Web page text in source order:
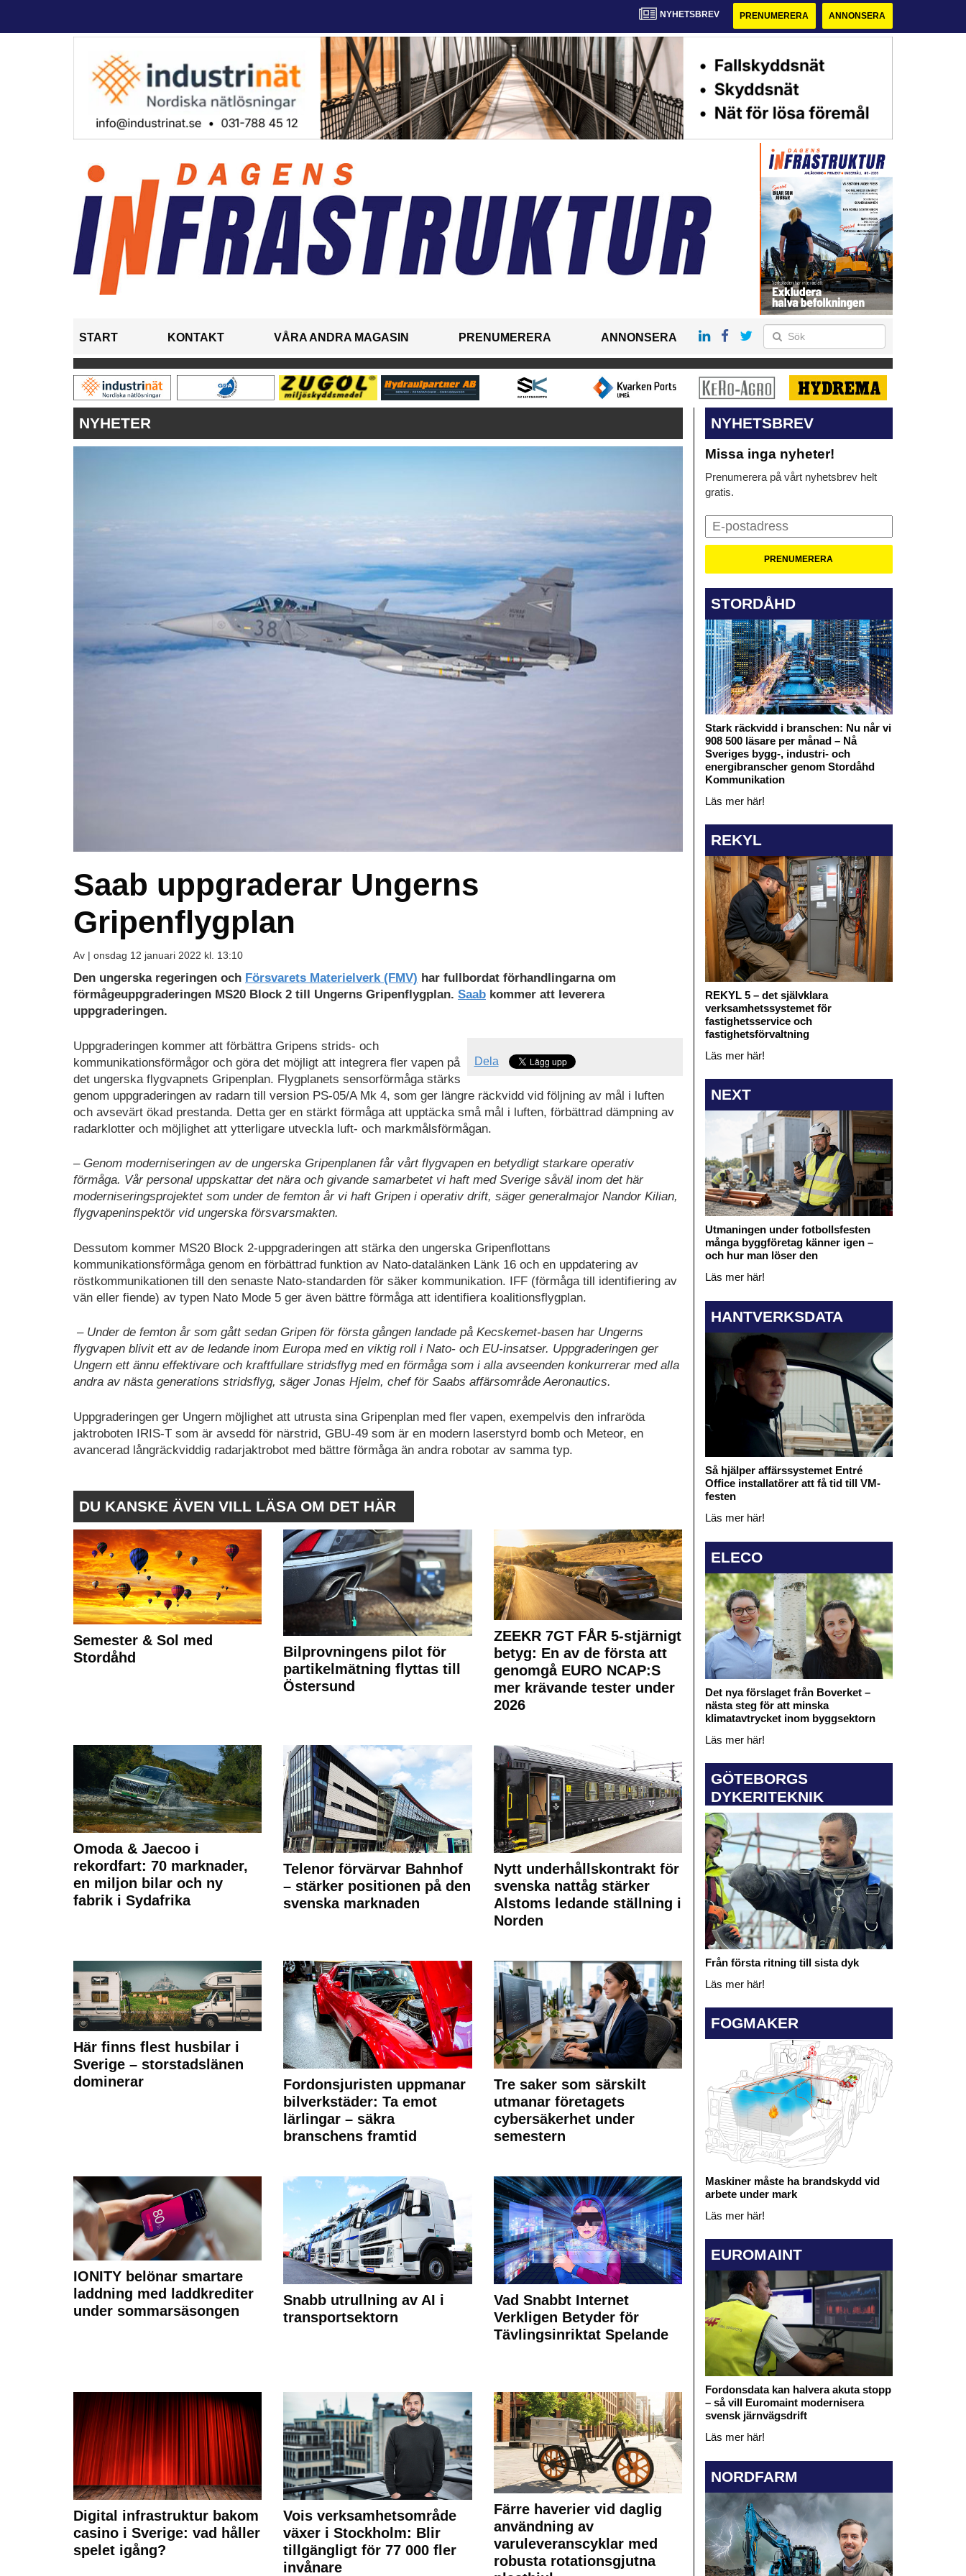
NYHETSBREV PRENUMERERA ANNONSERA
START KONTAKT VÅRA ANDRA MAGASIN PRENUMERERA ANNONSERA
NYHETER
Saab uppgraderar Ungerns
Gripenflygplan
Av | onsdag 12 januari 2022 kl. 13:10
Den ungerska regeringen och Försvarets Materielverk (FMV) har fullbordat förhandlingarna om
förmågeuppgraderingen MS20 Block 2 till Ungerns Gripenflygplan. Saab kommer att leverera
uppgraderingen.
Dela
Uppgraderingen kommer att förbättra Gripens strids- och
kommunikationsförmågor och göra det möjligt att integrera fler vapen på
det ungerska flygvapnets Gripenplan. Flygplanets sensorförmåga stärks
genom uppgraderingen av radarn till version PS-05/A Mk 4, som ger längre räckvidd vid följning av mål i luften
och avsevärt ökad prestanda. Detta ger en stärkt förmåga att upptäcka små mål i luften, förbättrad dämpning av
radarklotter och möjlighet att ytterligare utveckla luft- och markmålsförmågan.
– Genom moderniseringen av de ungerska Gripenplanen får vårt flygvapen en betydligt starkare operativ
förmåga. Vår personal uppskattar det nära och givande samarbetet vi haft med Sverige såväl inom det här
moderniseringsprojektet som under de femton år vi haft Gripen i operativ drift, säger generalmajor Nandor Kilian,
flygvapeninspektör vid ungerska försvarsmakten.
Dessutom kommer MS20 Block 2-uppgraderingen att stärka den ungerska Gripenflottans
kommunikationsförmåga genom en förbättrad funktion av Nato-datalänken Länk 16 och en uppdatering av
röstkommunikationen till den senaste Nato-standarden för säker kommunikation. IFF (förmåga till identifiering av
vän eller fiende) av typen Nato Mode 5 ger även bättre förmåga att identifiera koalitionsflygplan.
– Under de femton år som gått sedan Gripen för första gången landade på Kecskemet-basen har Ungerns
flygvapen blivit ett av de ledande inom Europa med en viktig roll i Nato- och EU-insatser. Uppgraderingen ger
Ungern ett ännu effektivare och kraftfullare stridsflyg med en förmåga som i alla avseenden konkurrerar med alla
andra av nästa generations stridsflyg, säger Jonas Hjelm, chef för Saabs affärsområde Aeronautics.
Uppgraderingen ger Ungern möjlighet att utrusta sina Gripenplan med fler vapen, exempelvis den infraröda
jaktroboten IRIS-T som är avsedd för närstrid, GBU-49 som är en modern laserstyrd bomb och Meteor, en
avancerad långräckviddig radarjaktrobot med bättre förmåga än andra robotar av samma typ.
DU KANSKE ÄVEN VILL LÄSA OM DET HÄR
Semester & Sol med
Stordåhd
Bilprovningens pilot för
partikelmätning flyttas till
Östersund
ZEEKR 7GT FÅR 5-stjärnigt
betyg: En av de första att
genomgå EURO NCAP:S
mer krävande tester under
2026
Omoda & Jaecoo i
rekordfart: 70 marknader,
en miljon bilar och ny
fabrik i Sydafrika
Telenor förvärvar Bahnhof
– stärker positionen på den
svenska marknaden
Nytt underhållskontrakt för
svenska nattåg stärker
Alstoms ledande ställning i
Norden
Här finns flest husbilar i
Sverige – storstadslänen
dominerar
Fordonsjuristen uppmanar
bilverkstäder: Ta emot
lärlingar – säkra
branschens framtid
Tre saker som särskilt
utmanar företagets
cybersäkerhet under
semestern
IONITY belönar smartare
laddning med laddkrediter
under sommarsäsongen
Snabb utrullning av AI i
transportsektorn
Vad Snabbt Internet
Verkligen Betyder för
Tävlingsinriktat Spelande
Digital infrastruktur bakom
casino i Sverige: vad håller
spelet igång?
Vois verksamhetsområde
växer i Stockholm: Blir
tillgängligt för 77 000 fler
invånare
Färre haverier vid daglig
användning av
varuleveranscyklar med
robusta rotationsgjutna
NYHETSBREV
Missa inga nyheter!
Prenumerera på vårt nyhetsbrev helt
gratis.
STORDÅHD
Stark räckvidd i branschen: Nu når vi
908 500 läsare per månad – Nå
Sveriges bygg-, industri- och
energibranscher genom Stordåhd
Kommunikation
Läs mer här!
REKYL
REKYL 5 – det självklara
verksamhetssystemet för
fastighetsservice och
fastighetsförvaltning
Läs mer här!
NEXT
Utmaningen under fotbollsfesten
många byggföretag känner igen –
och hur man löser den
Läs mer här!
HANTVERKSDATA
Så hjälper affärssystemet Entré
Office installatörer att få tid till VM-
festen
Läs mer här!
ELECO
Det nya förslaget från Boverket –
nästa steg för att minska
klimatavtrycket inom byggsektorn
Läs mer här!
GÖTEBORGS
DYKERITEKNIK
Från första ritning till sista dyk
Läs mer här!
FOGMAKER
Maskiner måste ha brandskydd vid
arbete under mark
Läs mer här!
EUROMAINT
Fordonsdata kan halvera akuta stopp
– så vill Euromaint modernisera
svensk järnvägsdrift
Läs mer här!
NORDFARM